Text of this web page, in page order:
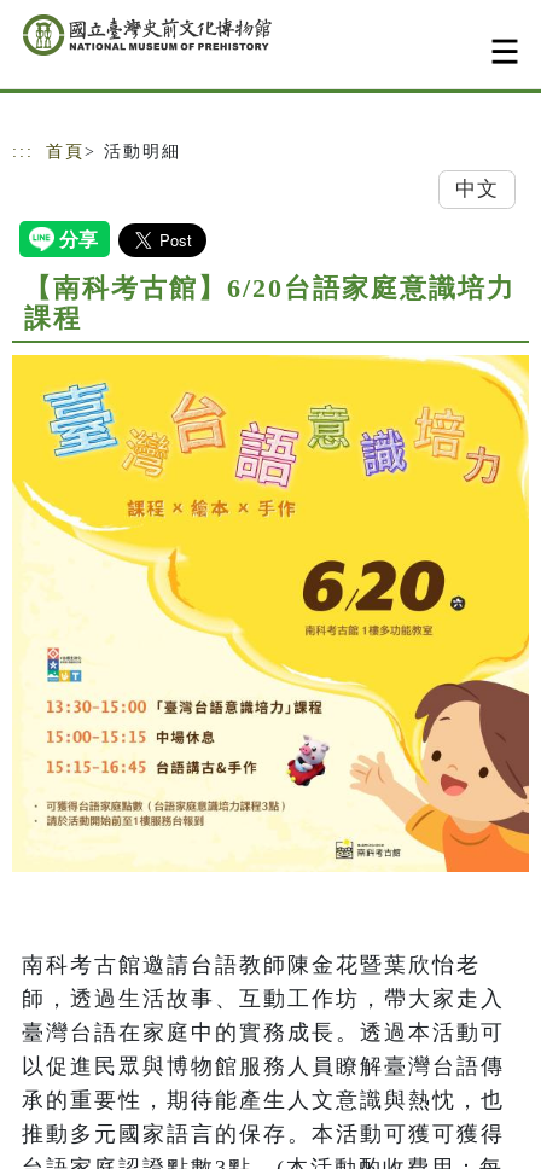
跳到主要內容
網站導覽
::: 首頁 > 活動明細
中文
【南科考古館】6/20台語家庭意識培力
課程
南科考古館邀請台語教師陳金花暨葉欣怡老
師，透過生活故事、互動工作坊，帶大家走入
臺灣台語在家庭中的實務成長。透過本活動可
以促進民眾與博物館服務人員瞭解臺灣台語傳
承的重要性，期待能產生人文意識與熱忱，也
推動多元國家語言的保存。本活動可獲可獲得